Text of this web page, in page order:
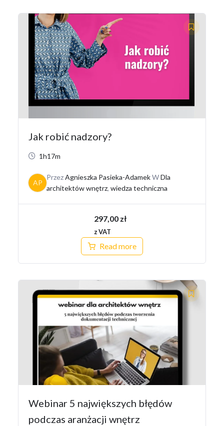
Jak robić nadzory?
1h17m
AP
PrzezAgnieszka Pasieka-AdamekWDla
architektów wnętrz, wiedza techniczna
297,00 zł
z VAT
Read more
Webinar 5 największych błędów
podczas aranżacji wnętrz